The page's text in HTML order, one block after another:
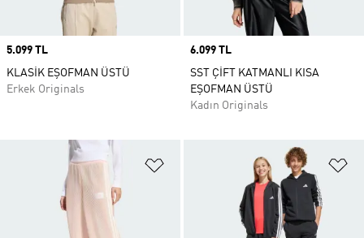
Price
5.099 TL
KLASİK EŞOFMAN ÜSTÜ
Erkek Originals
Price
6.099 TL
SST ÇİFT KATMANLI KISA
EŞOFMAN ÜSTÜ
Kadın Originals
Favori Listesine Ekle